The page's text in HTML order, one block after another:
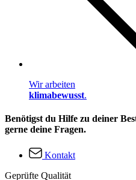
Wir arbeiten
klimabewusst.
Benötigst du Hilfe zu deiner
gerne deine Fragen.
Kontakt
Geprüfte Qualität